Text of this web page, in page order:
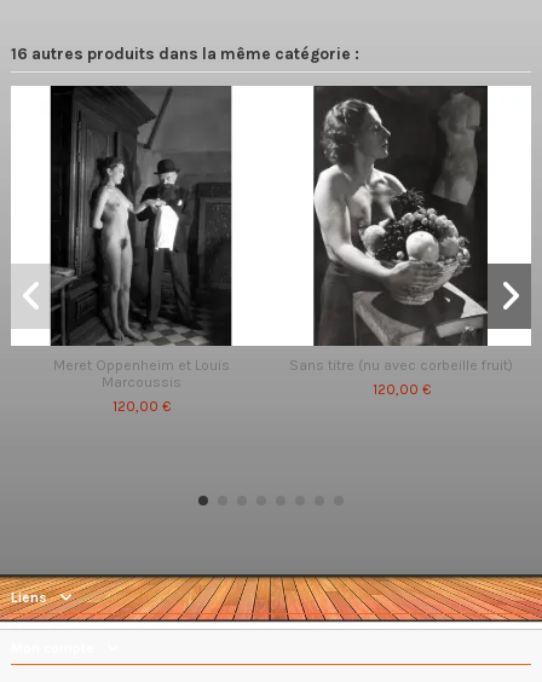
16 autres produits dans la même catégorie :
Meret Oppenheim et Louis
Marcoussis
120,00 €
Sans titre (nu avec corbeille fruit)
120,00 €
Liens